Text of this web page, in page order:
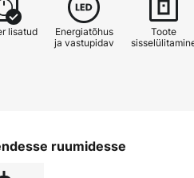
lisatud
Energiatõhus
ja vastupidav
Toote
ruumidesse